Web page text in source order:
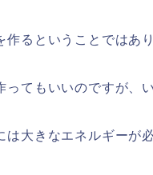
作るということではあ
ってもいいのですが、
は大きなエネルギーが